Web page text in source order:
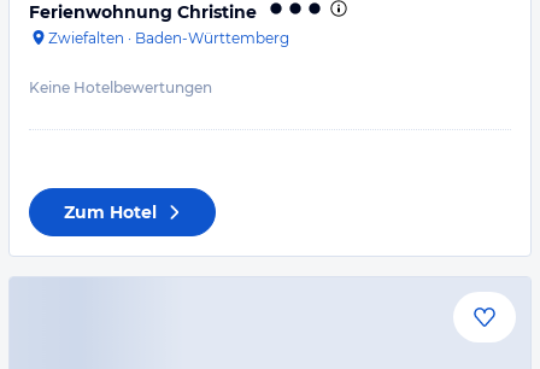
Ferienwohnung Christine
Zwiefalten · Baden-Württemberg
Keine Hotelbewertungen
Zum Hotel